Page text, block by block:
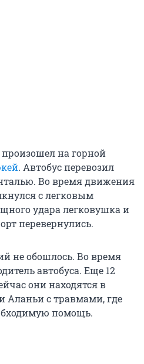
на горной
. Автобус перевозил
Во время движения
с легковым
удара легковушка и
перевернулись.
не обошлось. Во время
автобуса. Еще 12
они находятся в
Аланьи с травмами, где
помощь.